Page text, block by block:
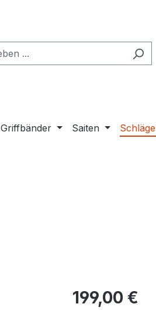
Griffbänder Saiten
Regulärer Preis:
199,00 €